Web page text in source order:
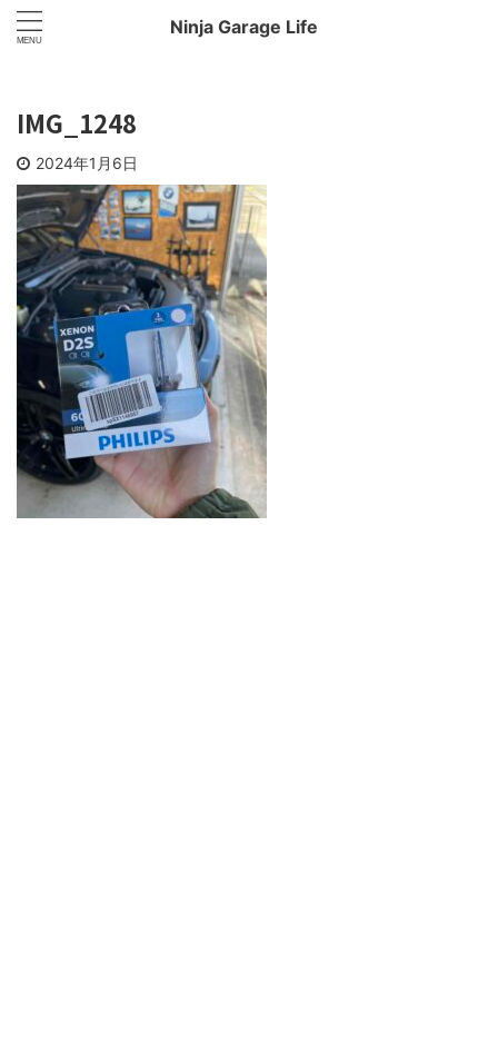
Ninja Garage Life
IMG_1248
2024年1月6日